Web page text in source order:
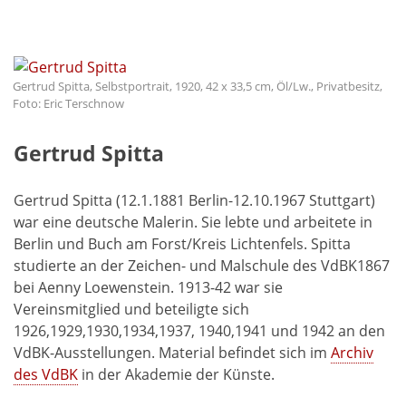
Gertrud Spitta, Selbstportrait, 1920, 42 x 33,5 cm, Öl/Lw., Privatbesitz,
Foto: Eric Terschnow
Gertrud Spitta
Gertrud Spitta (12.1.1881 Berlin-12.10.1967 Stuttgart)
war eine deutsche Malerin. Sie lebte und arbeitete in
Berlin und Buch am Forst/Kreis Lichtenfels. Spitta
studierte an der Zeichen- und Malschule des VdBK1867
bei Aenny Loewenstein. 1913-42 war sie
Vereinsmitglied und beteiligte sich
1926,1929,1930,1934,1937, 1940,1941 und 1942 an den
VdBK-Ausstellungen. Material befindet sich im Archiv
des VdBK in der Akademie der Künste.